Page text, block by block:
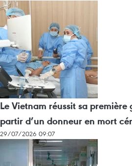
Le Vietnam réussit sa première
partir d’un donneur en mort
29/07/2026 09:07